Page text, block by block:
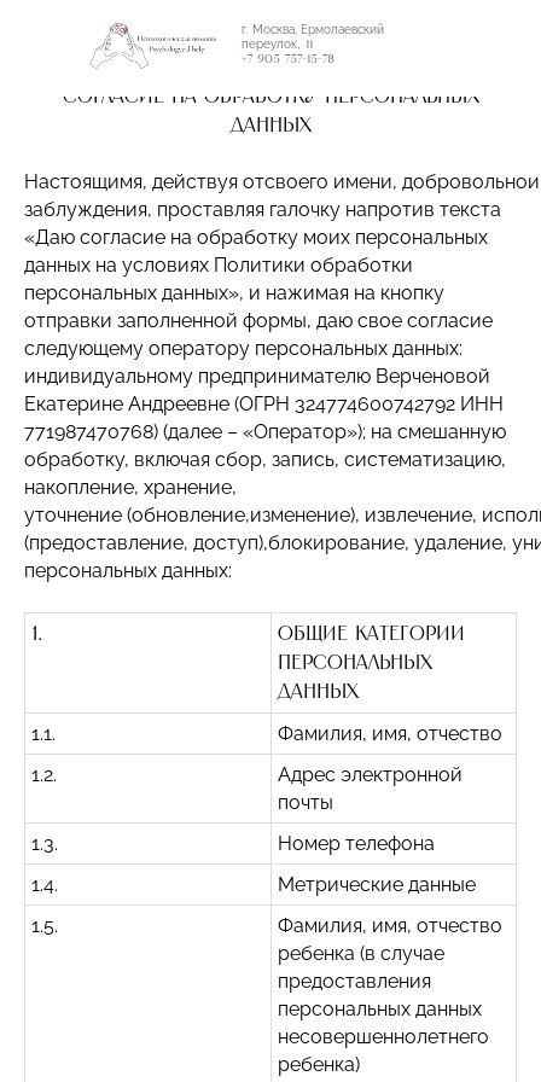
г. Москва, Ермолаевский
переулок, 11
+7 905 757-15-78
СОГЛАСИЕ НА ОБРАБОТКУ ПЕРСОНАЛЬНЫХ
ДАННЫХ
Настоящимя, действуя отсвоего имени,
заблуждения, проставляя галочку напротив текста
«Даю согласие на обработку моих персональных
данных на условиях Политики обработки
персональных данных», и нажимая на кнопку
отправки заполненной формы, даю свое согласие
следующему оператору персональных данных:
индивидуальному предпринимателю Верченовой
Екатерине Андреевне (ОГРН 324774600742792 ИНН
771987470768) (далее – «Оператор»); на смешанную
обработку, включая сбор, запись, систематизацию,
накопление, хранение,
уточнение (обновление,изменение), извлечение,
(предоставление, доступ),блокирование, удаление,
персональных данных:
1.
Общие категории
персональных
данных
1.1.
Фамилия, имя, отчество
1.2.
Адрес электронной
почты
1.3.
Номер телефона
1.4.
Метрические данные
1.5.
Фамилия, имя, отчество
ребенка (в случае
предоставления
персональных данных
несовершеннолетнего
ребенка)